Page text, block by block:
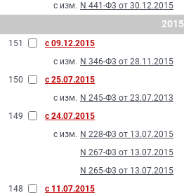
с изм. N 441-Ф3 от 30.12.2015
2015
151
с 09.12.2015
с изм. N 346-Ф3 от 28.11.2015
150
с 25.07.2015
с изм. N 245-Ф3 от 23.07.2013
149
с 24.07.2015
с изм. N 228-Ф3 от 13.07.2015
N 267-Ф3 от 13.07.2015
N 265-Ф3 от 13.07.2015
148
с 11.07.2015